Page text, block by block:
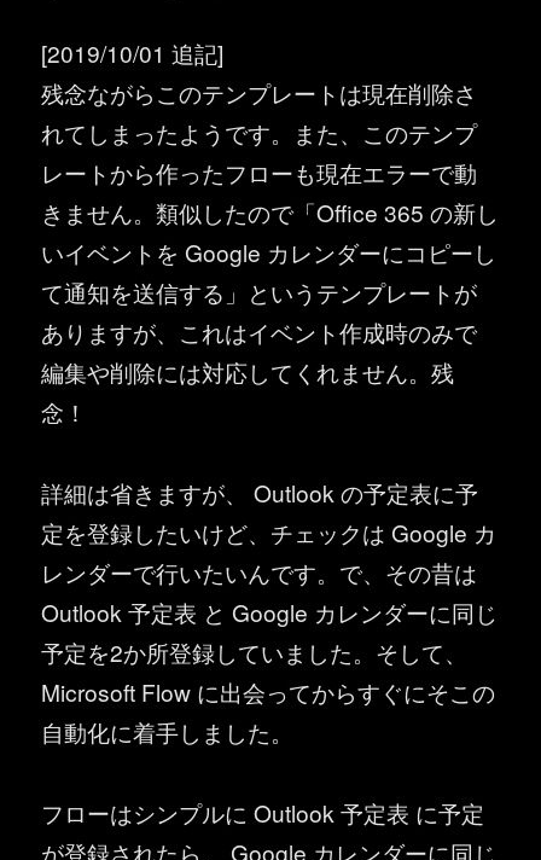
[2019/10/01 追記]
残念ながらこのテンプレートは現在削除さ
れてしまったようです。また、このテンプ
レートから作ったフローも現在エラーで動
きません。類似したので「Office 365 の新し
いイベントを Google カレンダーにコピーし
て通知を送信する」というテンプレートが
ありますが、これはイベント作成時のみで
編集や削除には対応してくれません。残
念！
詳細は省きますが、 Outlook の予定表に予
定を登録したいけど、チェックは Google カ
レンダーで行いたいんです。で、その昔は
Outlook 予定表 と Google カレンダーに同じ
予定を2か所登録していました。そして、
Microsoft Flow に出会ってからすぐにそこの
自動化に着手しました。
フローはシンプルに Outlook 予定表 に予定
が登録されたら、 Google カレンダーに同じ